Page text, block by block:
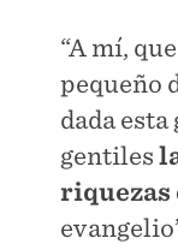
“A mí,
pequeño
dada
gentiles
riquezas